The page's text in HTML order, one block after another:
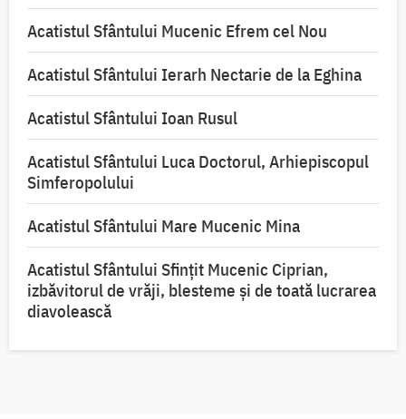
Acatistul Sfântului Mucenic Efrem cel Nou
Acatistul Sfântului Ierarh Nectarie de la Eghina
Acatistul Sfântului Ioan Rusul
Acatistul Sfântului Luca Doctorul, Arhiepiscopul
Simferopolului
Acatistul Sfântului Mare Mucenic Mina
Acatistul Sfântului Sfințit Mucenic Ciprian,
izbăvitorul de vrăji, blesteme și de toată lucrarea
diavolească